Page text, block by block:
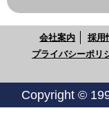
会社案内 採用
プライバシーポリ
Copyright ©